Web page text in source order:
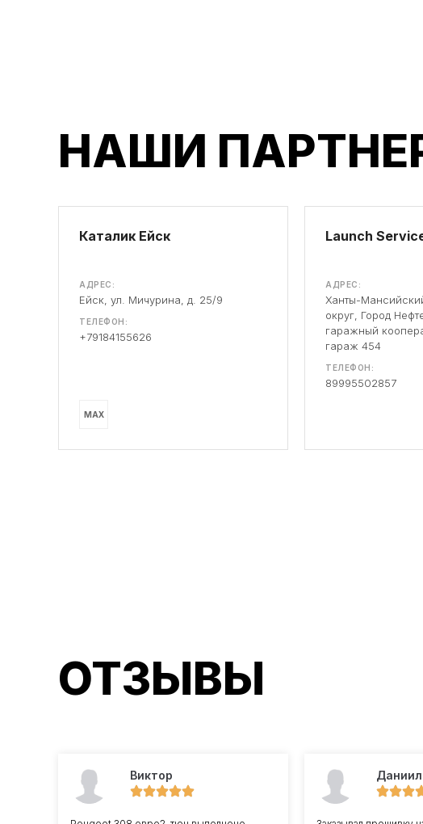
НАШИ
Каталик Ейск
АДРЕС:
Ейск, ул. Мичурина, д. 25/9
ТЕЛЕФОН:
+79184155626
MAX
Launch
АДРЕС:
Ханты-
округ, Город
гаражный
гараж 454
ТЕЛЕФОН:
89995502857
ОТЗЫВЫ
Виктор Даниил